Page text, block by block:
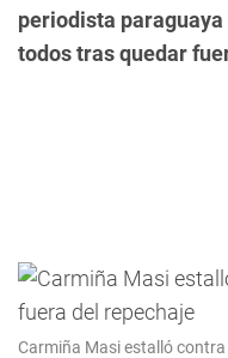
periodista
todos tras quedar
Carmiña Masi estalló